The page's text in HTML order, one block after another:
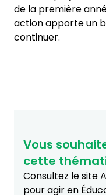
de la première
action apporte un
continuer.
Vous
cette
Consultez le site
pour agir en